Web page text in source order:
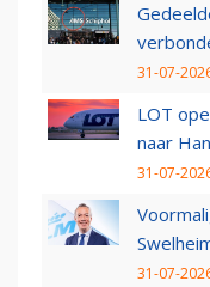
31-07-
LOT
naar
31-07-
31-07-